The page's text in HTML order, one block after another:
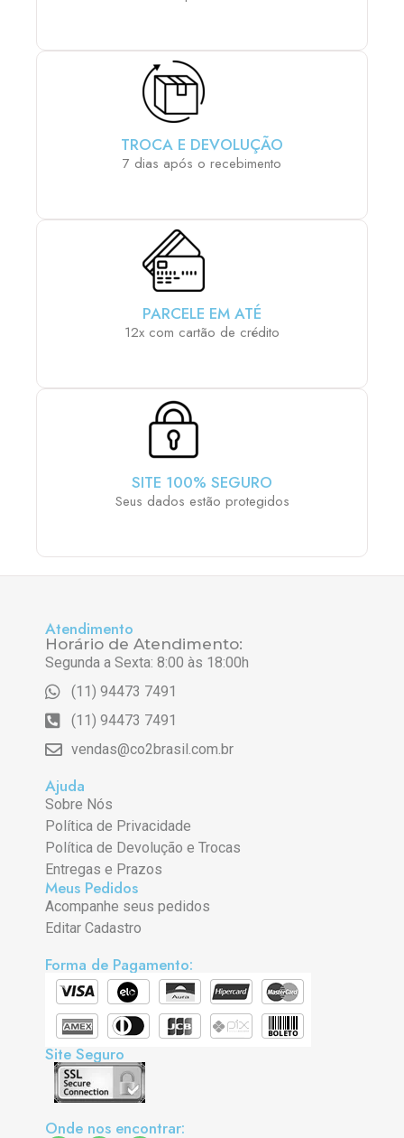
TROCA E DEVOLUÇÃO
7 dias após o recebimento
PARCELE EM ATÉ
12x com cartão de crédito
SITE 100% SEGURO
Seus dados estão protegidos
Atendimento
Horário de Atendimento:
Segunda a Sexta: 8:00 às 18:00h
(11) 94473 7491
(11) 94473 7491
vendas@co2brasil.com.br
Ajuda
Sobre Nós
Política de Privacidade
Política de Devolução e Trocas
Entregas e Prazos
Meus Pedidos
Acompanhe seus pedidos
Editar Cadastro
Forma de Pagamento:
Site Seguro
Onde nos encontrar: